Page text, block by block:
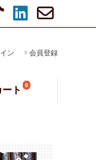
ン 会員登録
ート 0